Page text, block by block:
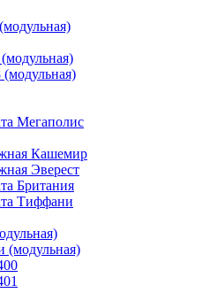
Мегаполис
Кашемир
Эверест
Британия
Тиффани
(модульная)